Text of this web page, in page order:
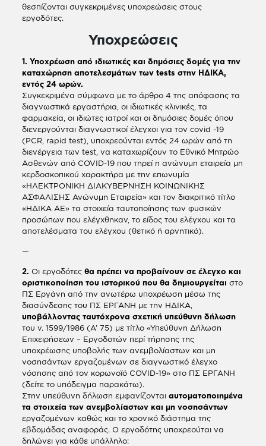
θεσπίζονται συγκεκριμένες υποχρεώσεις στους
εργοδότες.
Υποχρεώσεις
1. Υποχρέωση από ιδιωτικές και δημόσιες δομές για την
καταχώρηση αποτελεσμάτων των tests στην ΗΔΙΚΑ,
εντός 24 ωρών.
Συγκεκριμένα σύμφωνα με το άρθρο 4 της απόφασης τα
διαγνωστικά εργαστήρια, οι ιδιωτικές κλινικές, τα
φαρμακεία, οι ιδιώτες ιατροί και οι δημόσιες δομές όπου
διενεργούνται διαγνωστικοί έλεγχοι για τον covid -19
(PCR, rapid test), υποχρεούνται εντός 24 ωρών από τη
διενέργεια των test, να καταχωρίζουν το Εθνικό Μητρώο
Ασθενών από COVID-19 που τηρεί η ανώνυμη εταιρεία μη
κερδοσκοπικού χαρακτήρα με την επωνυμία
«ΗΛΕΚΤΡΟΝΙΚΗ ΔΙΑΚΥΒΕΡΝΗΣΗ ΚΟΙΝΩΝΙΚΗΣ
ΑΣΦΑΛΙΣΗΣ Ανώνυμη Εταιρεία» και τον διακριτικό τίτλο
«ΗΔΙΚΑ ΑΕ» τα στοιχεία ταυτοποίησης των φυσικών
προσώπων που ελέγχθηκαν, το είδος του ελέγχου και τα
αποτελέσματα του ελέγχου (θετικό ή αρνητικό).
—
2. Οι εργοδότες θα πρέπει να προβαίνουν σε έλεγχο και
οριστικοποίηση του ιστορικού που θα δημιουργείται στο
ΠΣ Εργάνη από την ανωτέρω υποχρέωση μέσω της
διασύνδεσης του ΠΣ ΕΡΓΑΝΗ με την ΗΔΙΚΑ,
υποβάλλοντας ταυτόχρονα σχετική υπεύθυνη δήλωση
του ν. 1599/1986 (Α’ 75) με τίτλο «Υπεύθυνη Δήλωση
Επιχειρήσεων – Εργοδοτών περί τήρησης της
υποχρέωσης υποβολής των ανεμβολίαστων και μη
νοσησάντων εργαζομένων σε διαγνωστικό έλεγχο
νόσησης από τον κορωνοϊό COVID-19» στο ΠΣ ΕΡΓΑΝΗ
(δείτε το υπόδειγμα παρακάτω).
Στην υπεύθυνη δήλωση εμφανίζονται αυτοματοποιημένα
τα στοιχεία των ανεμβολίαστων και μη νοσησάντων
εργαζομένων καθώς και το χρονικό διάστημα της
εβδομάδας αναφοράς. Ο εργοδότης υποχρεούται να
δηλώνει για κάθε υπάλληλο: